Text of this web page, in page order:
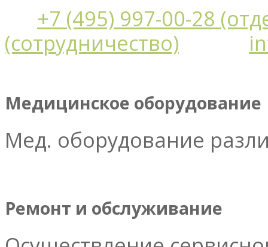
+7 (495) 997-00-28
(сотрудничество)
Медицинское оборудование
Мед. оборудование
Ремонт и обслуживание